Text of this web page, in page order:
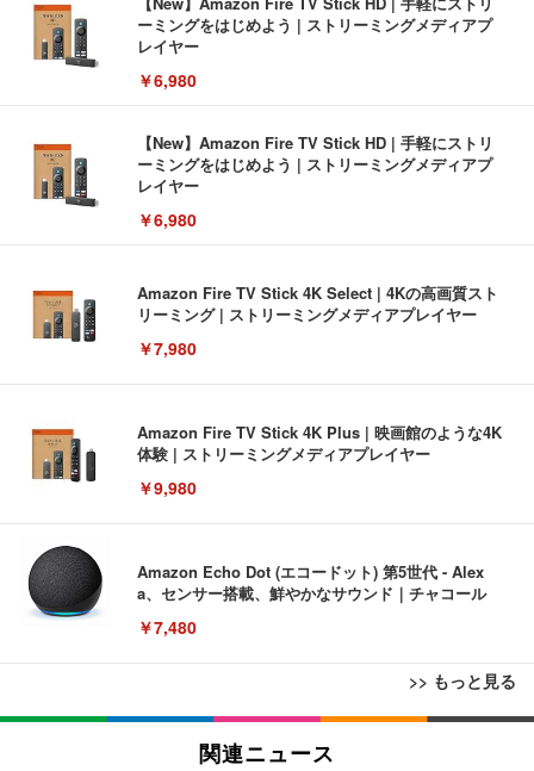
ーミングをはじめよう | ストリーミングメディアプ
レイヤー
￥6,980
【New】Amazon Fire TV Stick HD | 手軽にストリ
ーミングをはじめよう | ストリーミングメディアプ
レイヤー
￥6,980
Amazon Fire TV Stick 4K Select | 4Kの高画質スト
リーミング | ストリーミングメディアプレイヤー
￥7,980
Amazon Fire TV Stick 4K Plus | 映画館のような4K
体験 | ストリーミングメディアプレイヤー
￥9,980
Amazon Echo Dot (エコードット) 第5世代 - Alex
a、センサー搭載、鮮やかなサウンド｜チャコール
￥7,480
>> もっと見る
[EdoErgo] オフィスチェア 椅子 テレワーク 疲れな
い 跳ね上げ式アームレスト コンパクト 約105度ロッ
EIZO ビジネス向けプレミアムモニター | FlexScan
EV3240X-WT | 31.5型4K UHD・USB Type-C・ホワ
Amazonベーシック ペットシーツ 薄型 レギュラー 1
回使い捨て 無香料 ホワイト 300枚
関連ニュース